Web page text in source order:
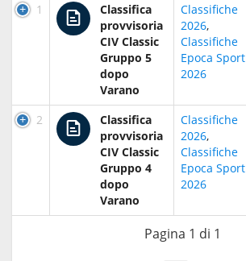
1
Classifica
provvisoria
CIV Classic
Gruppo 5
dopo
Varano
Classifiche
2026,
Classifiche
Epoca Sport
2026
2
Classifica
provvisoria
CIV Classic
Gruppo 4
dopo
Varano
Classifiche
2026,
Classifiche
Epoca Sport
2026
Pagina 1 di 1